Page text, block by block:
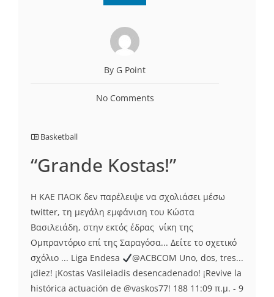
By G Point
No Comments
Basketball
“Grande Kostas!”
H KAE ΠΑΟΚ δεν παρέλειψε να σχολιάσει μέσω
twitter, τη μεγάλη εμφάνιση του Κώστα
Βασιλειάδη, στην εκτός έδρας νίκη της
Ομπραντόριο επί της Σαραγόσα... Δείτε το σχετικό
σχόλιο ... Liga Endesa
@ACBCOM Uno, dos, tres...
¡diez! ¡Kostas Vasileiadis desencadenado! ¡Revive la
histórica actuación de @vaskos77! 188 11:09 π.μ. - 9